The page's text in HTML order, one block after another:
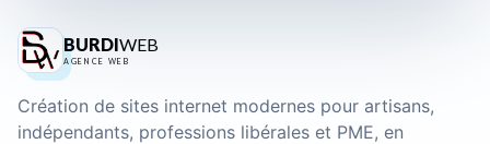
BURDIWEB
AGENCE WEB
Création de sites internet modernes pour artisans,
indépendants, professions libérales et PME, en